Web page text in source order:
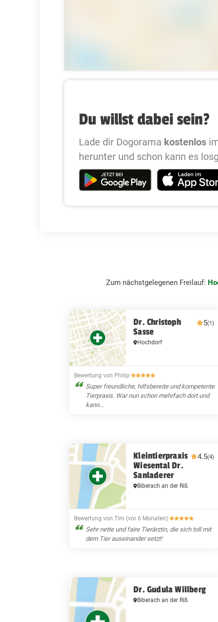
Du willst dabei sein?
Lade dir Dogorama kostenlos
herunter und schon kann es
Zum nächstgelegenen Freilauf:
Dr. Christoph
Sasse
5(1)
Hochdorf
Bewertung von Philip·
Super freundliche, hilfsbereite und kompetente
Tierpraxis. War nun schon mehrfach dort und
kann...
Kleintierpraxis
Wiesental Dr.
Sanladerer
4.5(4)
Biberach an der Riß
Bewertung von Tim (vor 6 Monaten)·
Sehr nette und faire Tierärztin, die sich toll mit
dem Tier auseinander setzt!
Dr. Gudula Willberg
Biberach an der Riß